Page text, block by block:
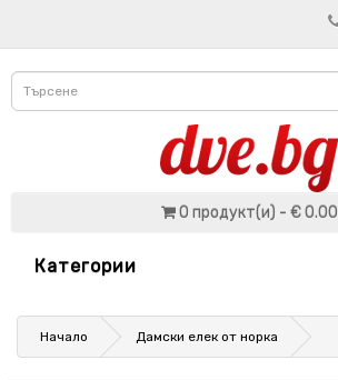
0 продукт(и) - € 0.00
Категории
Начало Дамски елек от норка